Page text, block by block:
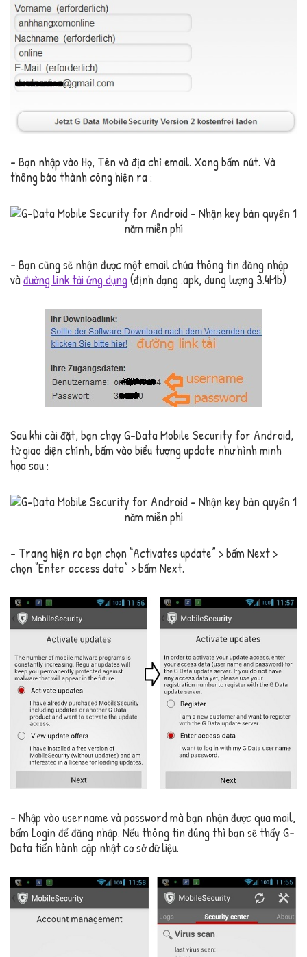
– Bạn nhập vào Họ, Tên và địa chỉ email. Xong bấm nút. Và
thông báo thành công hiện ra :
– Bạn cũng sẽ nhận được một email chứa thông tin đăng nhập
và đường link tải ứng dụng (định dạng .apk, dung lượng 3.4Mb)
Sau khi cài đặt, bạn chạy G-Data Mobile Security for Android,
từ giao diện chính, bấm vào biểu tượng update như hình minh
họa sau :
– Trang hiện ra bạn chọn “Activates update” > bấm Next >
chọn “Enter access data” > bấm Next.
– Nhập vào username và password mà bạn nhận được qua mail,
bấm Login để đăng nhập. Nếu thông tin đúng thì bạn sẽ thấy G-
Data tiến hành cập nhật cơ sở dữ liệu.